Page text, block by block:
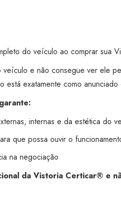
do veículo ao comprar sua
e não consegue ver ele
está exatamente como
internas e da estética do
que possa ouvir o
na negociação
da Vistoria Certicar® e